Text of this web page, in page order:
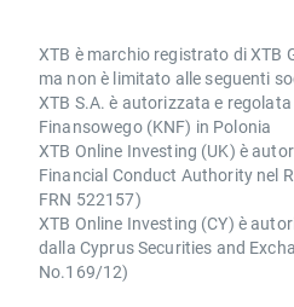
XTB è marchio registrato di XTB
ma non è limitato alle seguenti
XTB S.A. è autorizzata e
Finansowego (KNF) in Polonia
XTB Online Investing (UK) è
Financial Conduct Authority nel
FRN 522157)
XTB Online Investing (CY) è
dalla Cyprus Securities and
No.169/12)